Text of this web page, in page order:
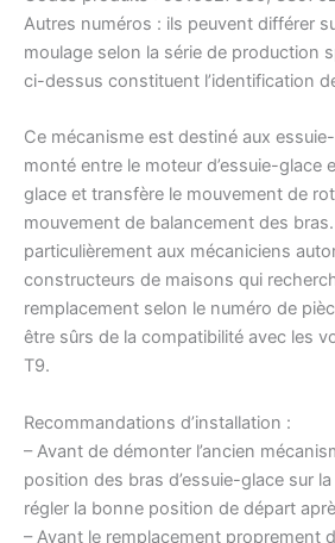
Autres numéros : ils peuvent différer
moulage selon la série de production
ci-dessus constituent l’identification
Ce mécanisme est destiné aux
monté entre le moteur d’essuie-glace
glace et transfère le mouvement de
mouvement de balancement des
particulièrement aux mécaniciens
constructeurs de maisons qui
remplacement selon le numéro de
être sûrs de la compatibilité avec les
T9.
Recommandations d’installation :
– Avant de démonter l’ancien
position des bras d’essuie-glace sur
régler la bonne position de départ
– Avant le remplacement proprement